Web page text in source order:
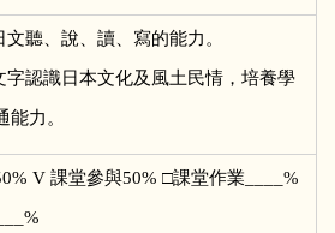
聽、說、讀、寫的能力。
字認識日本文化及風土民情，培養學
能力。
V 課堂參與50% □課堂作業____%